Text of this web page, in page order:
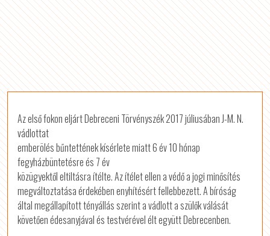
Az első fokon eljárt Debreceni Törvényszék 2017 júliusában J-M. N.
vádlottat
emberölés bűntettének kísérlete miatt 6 év 10 hónap
fegyházbüntetésre és 7 év
közügyektől eltiltásra ítélte.Az ítélet ellen a védő a jogi minősítés
megváltoztatása érdekében enyhítésért fellebbezett. A bíróság
által megállapított tényállás szerint a vádlott a szülők válását
követően édesanyjával és testvérével élt együtt Debrecenben.